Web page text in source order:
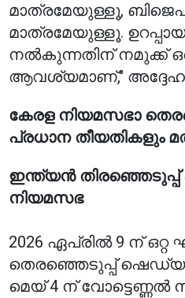
മാത്രമേയുള്ളൂ,
മാത്രമേയുള്ളൂ.
നൽകുന്നതിന് നമുക്ക്
ആവശ്യമാണ്,"
കേരള നിയമസഭാ
പ്രധാന തീയതികളും
ഇന്ത്യൻ തിരഞ്ഞെടുപ്പ്
നിയമസഭ
2026 ഏപ്രിൽ 9 ന് ഒറ്റ
തെരഞ്ഞെടുപ്പ്
മെയ് 4 ന് വോട്ടെണ്ണൽ